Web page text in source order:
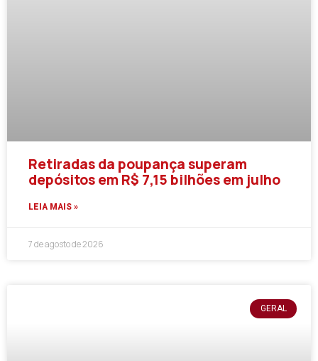
Retiradas da poupança superam
depósitos em R$ 7,15 bilhões em julho
LEIA MAIS »
7 de agosto de 2026
GERAL